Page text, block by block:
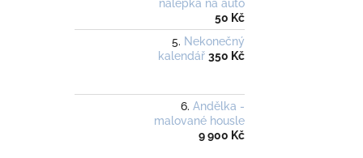
nálepka na auto
50 Kč
Nekonečný
kalendář 350 Kč
Andělka -
malované housle
9 900 Kč